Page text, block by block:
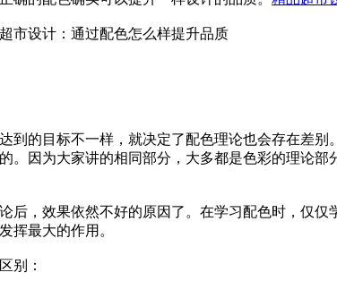
的目标不一样，就决定了配色理论也会存在差别
因为大家讲的相同部分，大多都是色彩的理论
，效果依然不好的原因了。在学习配色时，仅仅
挥最大的作用。
别：